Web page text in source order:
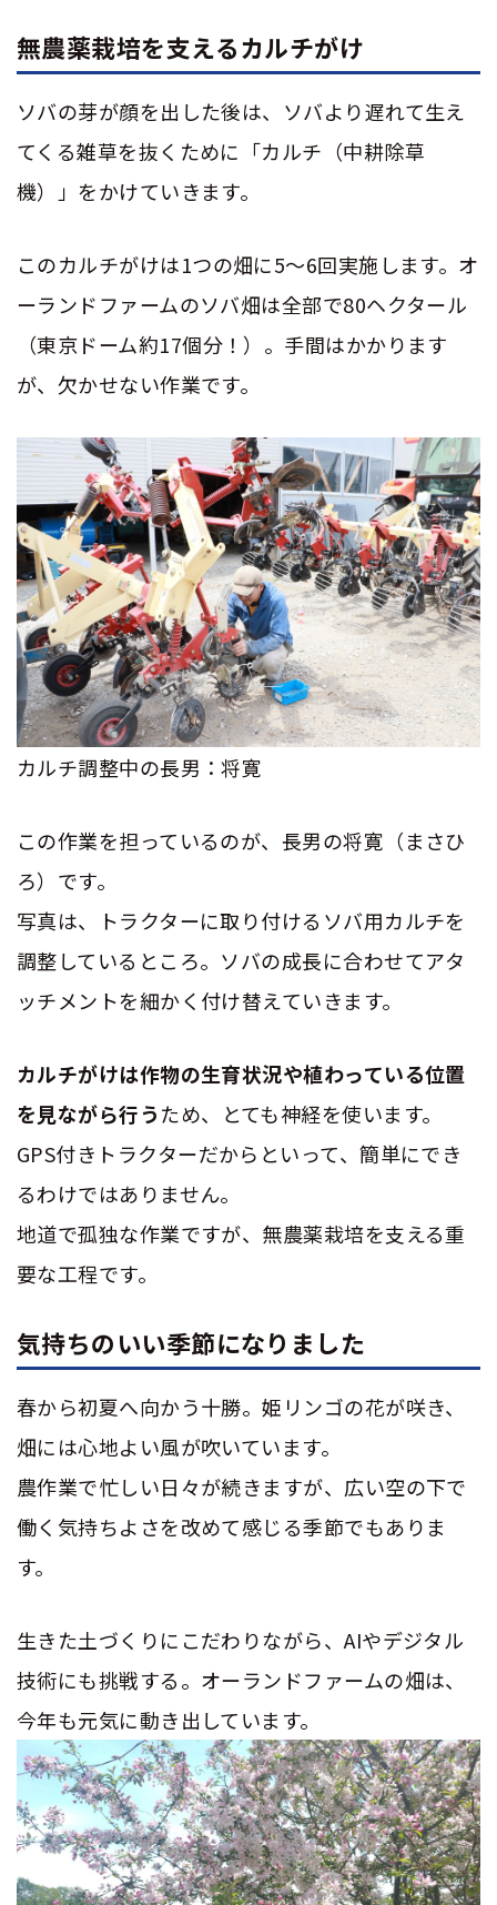
無農薬栽培を支えるカルチがけ
ソバの芽が顔を出した後は、ソバより遅れて生え
てくる雑草を抜くために「カルチ（中耕除草
機）」をかけていきます。
このカルチがけは1つの畑に5〜6回実施します。オ
ーランドファームのソバ畑は全部で80ヘクタール
（東京ドーム約17個分！）。手間はかかります
が、欠かせない作業です。
カルチ調整中の長男：将寛
この作業を担っているのが、長男の将寛（まさひ
ろ）です。
写真は、トラクターに取り付けるソバ用カルチを
調整しているところ。ソバの成長に合わせてアタ
ッチメントを細かく付け替えていきます。
カルチがけは作物の生育状況や植わっている位置
を見ながら行うため、とても神経を使います。
GPS付きトラクターだからといって、簡単にでき
るわけではありません。
地道で孤独な作業ですが、無農薬栽培を支える重
要な工程です。
気持ちのいい季節になりました
春から初夏へ向かう十勝。姫リンゴの花が咲き、
畑には心地よい風が吹いています。
農作業で忙しい日々が続きますが、広い空の下で
働く気持ちよさを改めて感じる季節でもありま
す。
生きた土づくりにこだわりながら、AIやデジタル
技術にも挑戦する。オーランドファームの畑は、
今年も元気に動き出しています。